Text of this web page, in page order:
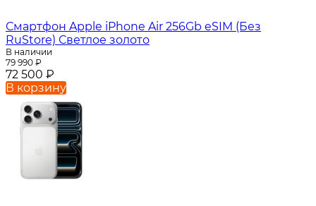
Смартфон Apple iPhone Air 256Gb eSIM (Без
RuStore) Светлое золото
В наличии
79 990 ₽
72 500 ₽
В корзину